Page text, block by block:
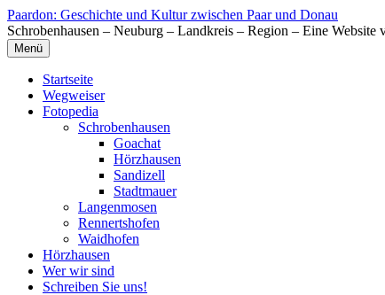
Zum
Inhalt
springen
Paardon: Geschichte und Kultur zwischen Paar und Donau
Schrobenhausen – Neuburg – Landkreis – Region – Eine
Menü
Startseite
Wegweiser
Fotopedia
Schrobenhausen
Goachat
Hörzhausen
Sandizell
Stadtmauer
Langenmosen
Rennertshofen
Waidhofen
Hörzhausen
Wer wir sind
Schreiben Sie uns!